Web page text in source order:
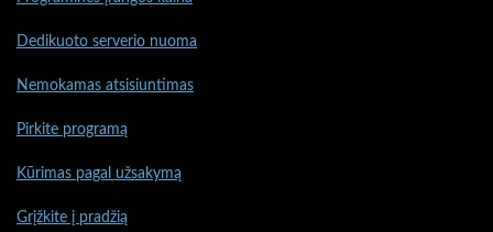
Dedikuoto serverio nuoma
Nemokamas atsisiuntimas
Pirkite programą
Kūrimas pagal užsakymą
Grįžkite į pradžią